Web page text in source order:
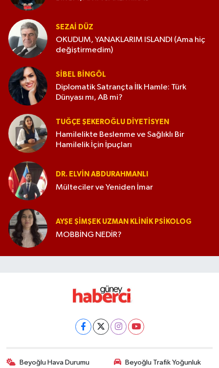
SEZAI DÜZ
OKUDUM, YANAKLARIM ISLANDI (Ama hiç
değiştirmedim)
SIBEL BINGÖL
Diplomatik Satrançta İlk Hamle: Türk
Dünyası mı, AB mi?
TUĞÇE ŞEKEROĞLU DIYETISYEN
Hamilelikte Beslenme ve Sağlıklı Bir
Hamilelik İçin İpuçları
DR. ELVIN ABDURAHMANLI
Mülteciler ve Yeniden İmar
AYŞE ŞIMŞEK UZMAN KLINIK PSIKOLOG
MOBBİNG NEDİR?
Beyoğlu Hava Durumu Beyoğlu Trafik Yoğunluk